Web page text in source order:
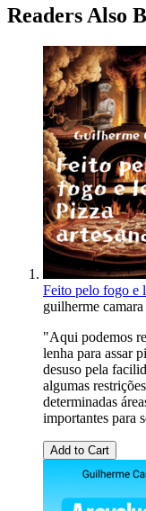
Readers Also
Feito pelo fogo e
guilherme camara
"Aqui podemos
lenha para assar
desuso pela
algumas
determinadas
importantes para
Add to Cart